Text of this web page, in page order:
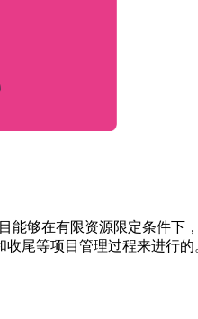
够在有限资源限定条件下
尾等项目管理过程来进行的